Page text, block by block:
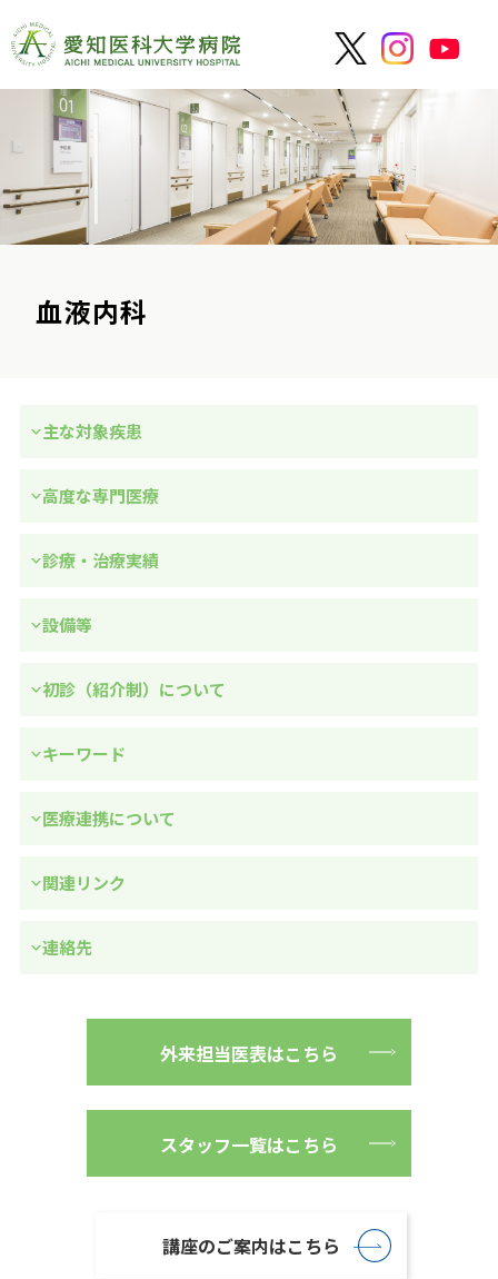
血液内科
主な対象疾患
高度な専門医療
診療・治療実績
設備等
初診（紹介制）について
キーワード
医療連携について
関連リンク
連絡先
外来担当医表はこちら
スタッフ一覧はこちら
講座のご案内はこちら